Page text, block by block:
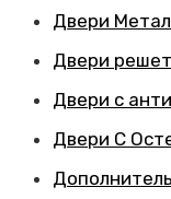
Двери
Двери
Двери с
Двери С